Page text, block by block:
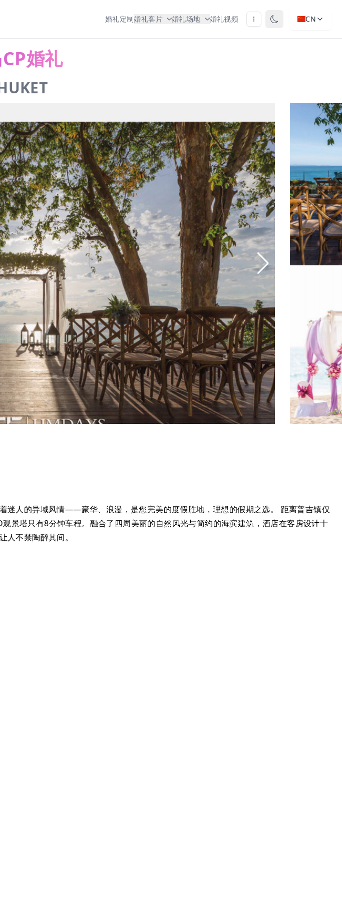
CN
婚礼定制婚礼客片 婚礼场地 婚礼视频
婚礼
迷人的异域风情——豪华、浪漫，是您完美的度假胜地，理想的假期之选。 距离普吉镇仅
景塔只有8分钟车程。融合了四周美丽的自然风光与简约的海滨建筑，酒店在客房设计十
不禁陶醉其间。